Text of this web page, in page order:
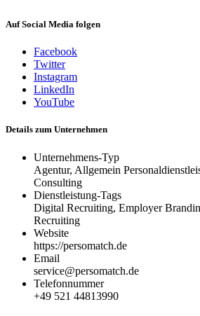
Auf Social Media folgen
Facebook
Twitter
Instagram
LinkedIn
YouTube
Details zum Unternehmen
Unternehmens-Typ
Agentur, Allgemein
Consulting
Dienstleistung-Tags
Digital Recruiting, Employer
Recruiting
Website
https://persomatch.de
Email
service@persomatch.de
Telefonnummer
+49 521 44813990